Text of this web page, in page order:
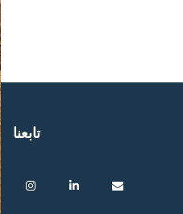
تابعنا